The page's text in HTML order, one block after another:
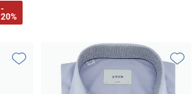
-
20%
Toevoegen aan favorieten